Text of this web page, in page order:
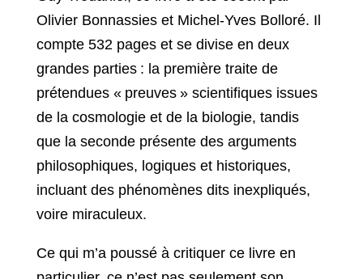
Olivier Bonnassies et Michel-Yves Bolloré. Il
compte 532 pages et se divise en deux
grandes parties : la première traite de
prétendues « preuves » scientifiques issues
de la cosmologie et de la biologie, tandis
que la seconde présente des arguments
philosophiques, logiques et historiques,
incluant des phénomènes dits inexpliqués,
voire miraculeux.
Ce qui m’a poussé à critiquer ce livre en